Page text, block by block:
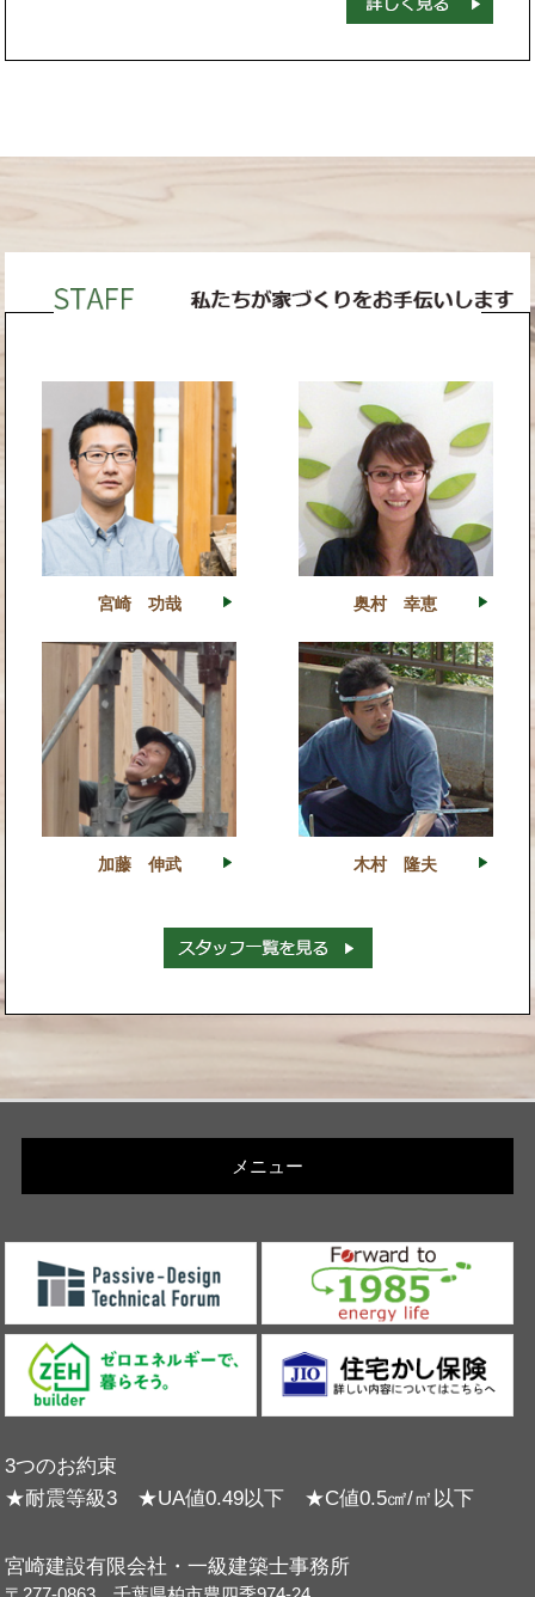
宮崎 功哉 奥村 幸恵
加藤 伸武 木村 隆夫
メニュー
3つのお約束
★耐震等級3 ★UA値0.49以下 ★C値0.5㎠/㎡以下
宮崎建設有限会社・一級建築士事務所